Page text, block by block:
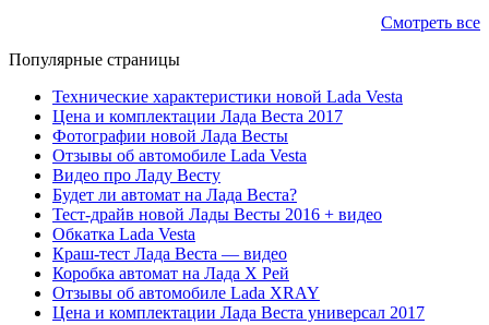
Смотреть все
Популярные страницы
Технические характеристики новой Lada Vesta
Цена и комплектации Лада Веста 2017
Фотографии новой Лада Весты
Отзывы об автомобиле Lada Vesta
Видео про Ладу Весту
Будет ли автомат на Лада Веста?
Тест-драйв новой Лады Весты 2016 + видео
Обкатка Lada Vesta
Краш-тест Лада Веста — видео
Коробка автомат на Лада Х Рей
Отзывы об автомобиле Lada XRAY
Цена и комплектации Лада Веста универсал 2017